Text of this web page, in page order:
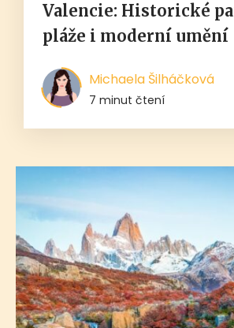
Valencie: Historické
pláže i moderní umění
Michaela Šilháčková
7 minut čtení